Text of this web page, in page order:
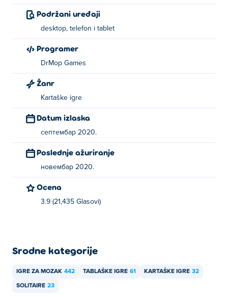
Podržani uređaji
desktop, telefon i tablet
Programer
DrMop Games
Žanr
Kartaške igre
Datum izlaska
септембар 2020.
Poslednje ažuriranje
новембар 2020.
Ocena
3.9 (21,435 Glasovi)
Srodne kategorije
IGRE ZA MOZAK 442 TABLAŠKE IGRE 61 KARTAŠKE IGRE 32
SOLITAIRE 23